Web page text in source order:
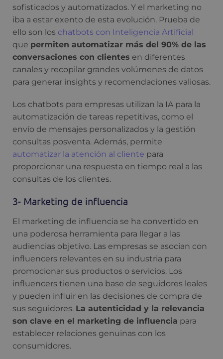
sofisticados y automatizados. Y el marketing no
iba a estar exento de esta evolución. Prueba de
ello son los chatbots con Inteligencia Artificial
que permiten automatizar más del 90% de las
conversaciones con clientes en diferentes
canales y recopilar grandes volúmenes de datos
para generar insights y recomendaciones valiosas.
Los chatbots para empresas utilizan la IA para la
automatización de tareas repetitivas, como el
envío de mensajes personalizados y la gestión
consultas posventa. Además, permite
automatizar la atención al cliente para
proporcionar una respuesta en tiempo real a las
consultas de los clientes.
3- Marketing de influencia
El marketing de influencia se ha convertido en
una poderosa herramienta para llegar a las
audiencias objetivo. Las empresas se asocian con
influencers relevantes en su industria para
promocionar sus productos o servicios. Los
influencers tienen una base de seguidores leales
y pueden influir en las decisiones de compra de
sus seguidores. La autenticidad y la relevancia
son clave en el marketing de influencia para
establecer relaciones genuinas con los
consumidores.